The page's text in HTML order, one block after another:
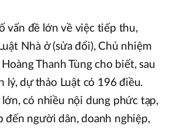
vấn đề lớn về việc tiếp thu,
Nhà ở (sửa đổi), Chủ nhiệm
Thanh Tùng cho biết, sau
lý, dự thảo Luật có 196 điều.
có nhiều nội dung phức tạp,
đến người dân, doanh nghiệp,